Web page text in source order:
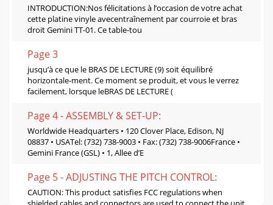
INTRODUCTION:Nos félicitations à l’occasion de votre achat
cette platine vinyle avecentraînement par courroie et bras
droit Gemini TT-01. Ce table-tou
Page 3
jusqu’à ce que le BRAS DE LECTURE (9) soit équilibré
horizontale-ment. Ce moment se produit, et vous le verrez
facilement, lorsque leBRAS DE LECTURE (
Page 4 - ASSEMBLY & SET-UP:
Worldwide Headquarters • 120 Clover Place, Edison, NJ
08837 • USATel: (732) 738-9003 • Fax: (732) 738-9006France •
Gemini France (GSL) • 1, Allee d’E
Page 5 - ADJUSTING THE PITCH CONTROL:
CAUTION: This product satisfies FCC regulations when